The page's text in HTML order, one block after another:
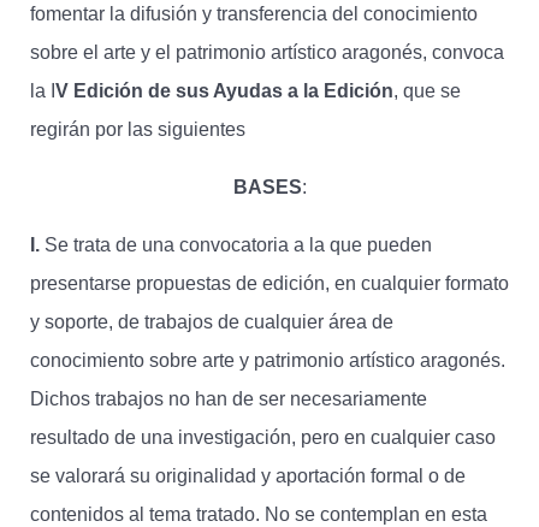
fomentar la difusión y transferencia del conocimiento
sobre el arte y el patrimonio artístico aragonés, convoca
la I V Edición de sus Ayudas a la Edición, que se
regirán por las siguientes
BASES:
I. Se trata de una convocatoria a la que pueden
presentarse propuestas de edición, en cualquier formato
y soporte, de trabajos de cualquier área de
conocimiento sobre arte y patrimonio artístico aragonés.
Dichos trabajos no han de ser necesariamente
resultado de una investigación, pero en cualquier caso
se valorará su originalidad y aportación formal o de
contenidos al tema tratado. No se contemplan en esta